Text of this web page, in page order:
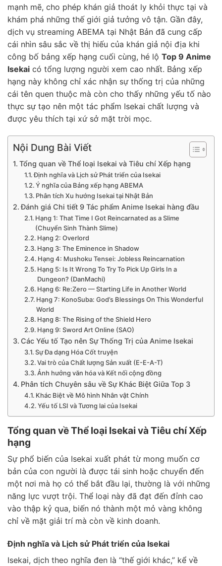
mạnh mẽ, cho phép khán giả thoát ly khỏi thực tại và
khám phá những thế giới giả tưởng vô tận. Gần đây,
dịch vụ streaming ABEMA tại Nhật Bản đã cung cấp
cái nhìn sâu sắc về thị hiếu của khán giả nội địa khi
công bố bảng xếp hạng cuối cùng, hé lộ Top 9 Anime
Isekai có tổng lượng người xem cao nhất. Bảng xếp
hạng này không chỉ xác nhận sự thống trị của những
cái tên quen thuộc mà còn cho thấy những yếu tố nào
thực sự tạo nên một tác phẩm Isekai chất lượng và
được yêu thích tại xứ sở mặt trời mọc.
Nội Dung Bài Viết
Tổng quan về Thể loại Isekai và Tiêu chí Xếp hạng
Định nghĩa và Lịch sử Phát triển của Isekai
Ý nghĩa của Bảng xếp hạng ABEMA
Phân tích Xu hướng Isekai tại Nhật Bản
Đánh giá Chi tiết 9 Tác phẩm Anime Isekai hàng đầu
Hạng 1: That Time I Got Reincarnated as a Slime
(Chuyển Sinh Thành Slime)
Hạng 2: Overlord
Hạng 3: The Eminence in Shadow
Hạng 4: Mushoku Tensei: Jobless Reincarnation
Hạng 5: Is It Wrong To Try To Pick Up Girls In a
Dungeon? (DanMachi)
Hạng 6: Re:Zero — Starting Life in Another World
Hạng 7: KonoSuba: God’s Blessings On This Wonderful
World
Hạng 8: The Rising of the Shield Hero
Hạng 9: Sword Art Online (SAO)
Các Yếu tố Tạo nên Sự Thống Trị của Anime Isekai
Sự Đa dạng Hóa Cốt truyện
Vai trò của Chất lượng Sản xuất (E-E-A-T)
Ảnh hưởng văn hóa và Kết nối cộng đồng
Phân tích Chuyên sâu về Sự Khác Biệt Giữa Top 3
Khác Biệt về Mô hình Nhân vật Chính
Yếu tố LSI và Tương lai của Isekai
Tổng quan về Thể loại Isekai và Tiêu chí Xếp
hạng
Sự phổ biến của Isekai xuất phát từ mong muốn cơ
bản của con người là được tái sinh hoặc chuyển đến
một nơi mà họ có thể bắt đầu lại, thường là với những
năng lực vượt trội. Thể loại này đã đạt đến đỉnh cao
vào thập kỷ qua, biến nó thành một mỏ vàng không
chỉ về mặt giải trí mà còn về kinh doanh.
Định nghĩa và Lịch sử Phát triển của Isekai
Isekai, dịch theo nghĩa đen là “thế giới khác,” kể về